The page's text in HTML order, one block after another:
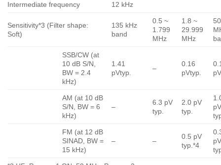
Intermediate frequency 12 kHz
Sensitivity*3 (Filter shape:
Soft)
135 kHz
band
0.5 ~
1.799
MHz
1.8 ~
29.999
MHz
50
SSB/CW (at
10 dB S/N,
BW = 2.4
kHz)
1.41
pVtyp.
–
0.16
pVtyp.
AM (at 10 dB
S/N, BW = 6
kHz)
–
6.3 pV
typ.
2.0 pV
typ.
FM (at 12 dB
SINAD, BW =
15 kHz)
– –
0.5 pV
typ.*4